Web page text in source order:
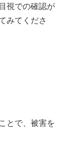
視での確認が
みてくださ
とで、被害を